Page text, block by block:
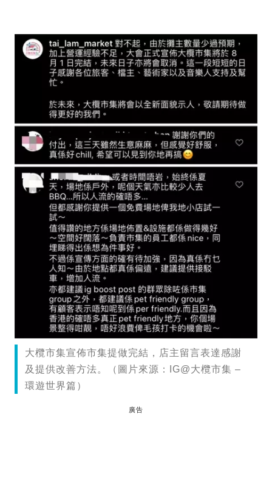
大欖市集宣佈市集提做完結，店主留言表達感謝
及提供改善方法。（圖片來源：IG@大欖市集 –
環遊世界篇）
廣告